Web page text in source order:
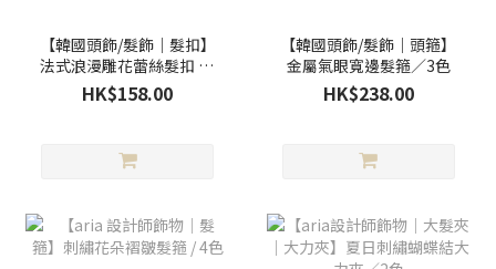
【韓國頭飾/髮飾｜髮扣】
法式浪漫雕花蕾絲髮扣 / 3
色
HK$158.00
【韓國頭飾/髮飾｜頭箍】
金屬氣眼寬邊髮箍／3色
HK$238.00